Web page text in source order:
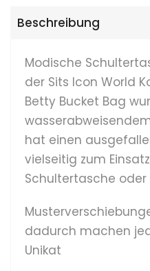
Beschreibung
Modische
der Sits Icon World
Betty Bucket Bag
hat einen
vielseitig zum
Schultertasche
dadurch machen
Unikat